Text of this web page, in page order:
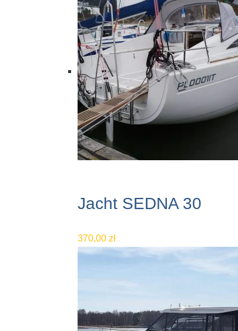
Jacht SEDNA 30
370,00 zł